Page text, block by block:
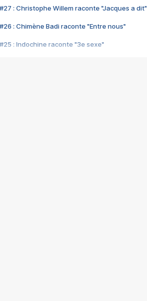
#27 : Christophe Willem raconte "Jacques a dit"
#26 : Chimène Badi raconte "Entre nous"
#25 : Indochine raconte "3e sexe"